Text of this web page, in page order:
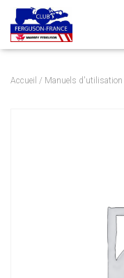
Accueil / Manuels d'utilisation